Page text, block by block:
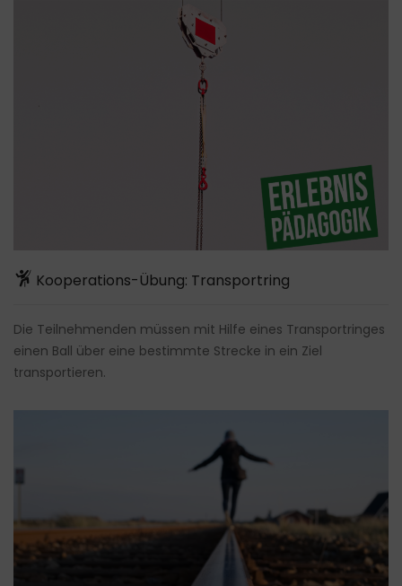
Kooperations-Übung: Transportring
Die Teilnehmenden müssen mit Hilfe eines Transportringes
einen Ball über eine bestimmte Strecke in ein Ziel
transportieren.